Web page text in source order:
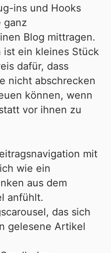
ins und Hooks
ganz
Blog mittragen.
ist ein kleines Stück
dafür, dass
nicht abschrecken
können, wenn
vor ihnen zu
mit
wie ein
aus dem
anfühlt.
das sich
gelesene Artikel